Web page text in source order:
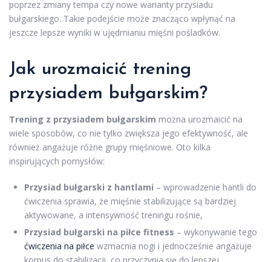
poprzez zmiany tempa czy nowe warianty przysiadu
bułgarskiego. Takie podejście może znacząco wpłynąć na
jeszcze lepsze wyniki w ujędrnianiu mięśni pośladków.
Jak urozmaicić trening
przysiadem bułgarskim?
Trening z przysiadem bułgarskim można urozmaicić na
wiele sposobów, co nie tylko zwiększa jego efektywność, ale
również angażuje różne grupy mięśniowe. Oto kilka
inspirujących pomysłów:
Przysiad bułgarski z hantlami – wprowadzenie hantli do
ćwiczenia sprawia, że mięśnie stabilizujące są bardziej
aktywowane, a intensywność treningu rośnie,
Przysiad bułgarski na piłce fitness – wykonywanie tego
ćwiczenia na piłce wzmacnia nogi i jednocześnie angażuje
korpus do stabilizacji, co przyczynia się do lepszej